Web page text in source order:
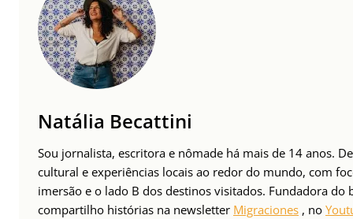
Natália Becattini
Sou jornalista, escritora e nômade há mais de 14 anos.
cultural e experiências locais ao redor do mundo, com
imersão e o lado B dos destinos visitados. Fundadora
compartilho histórias na newsletter Migraciones , no